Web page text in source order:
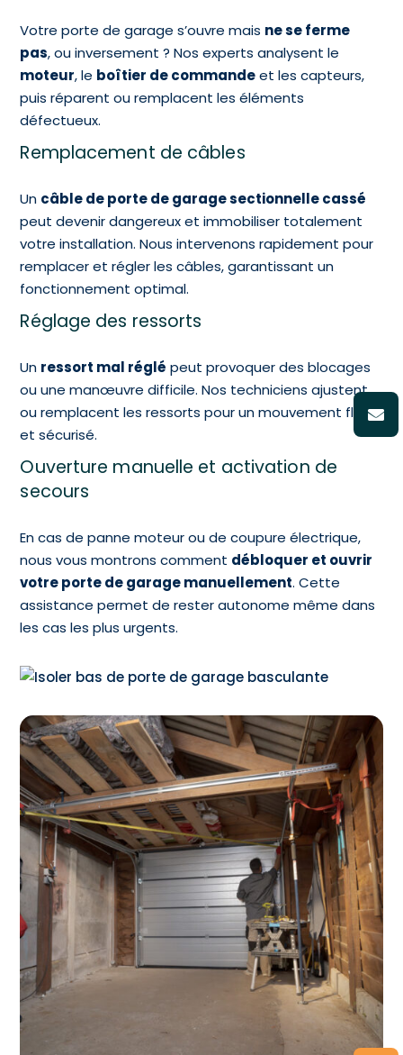
Votre porte de garage s’ouvre mais ne se ferme
pas, ou inversement ? Nos experts analysent le
moteur, le boîtier de commandeet les capteurs,
puis réparent ou remplacent les éléments
défectueux.
Remplacement de câbles
Un câble de porte de garage sectionnelle cassé
peut devenir dangereux et immobiliser totalement
votre installation. Nous intervenons rapidement pour
remplacer et régler les câbles, garantissant un
fonctionnement optimal.
Réglage des ressorts
Un ressort mal réglé peut provoquer des blocages
ou une manœuvre difficile. Nos techniciens ajustent
ou remplacent les ressorts pour un mouvement fluide
et sécurisé.
Ouverture manuelle et activation de
secours
En cas de panne moteur ou de coupure électrique,
nous vous montrons comment débloquer et ouvrir
votre porte de garage manuellement. Cette
assistance permet de rester autonome même dans
les cas les plus urgents.